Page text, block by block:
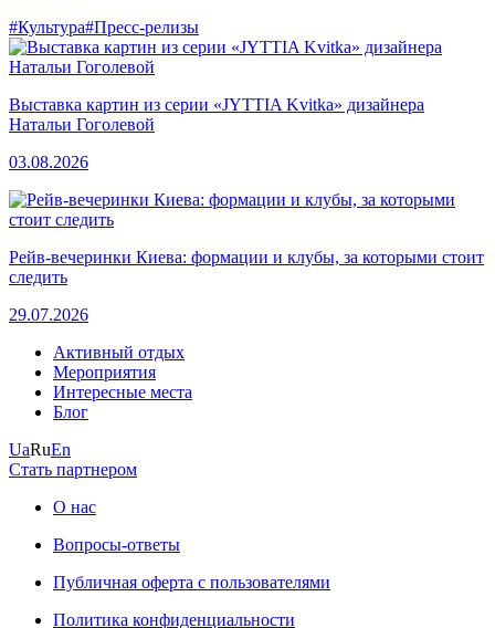
#Культура#Пресс-релизы
Выставка картин из серии «JYTTIA Kvitka» дизайнера
Натальи Гоголевой
03.08.2026
Рейв-вечеринки Киева: формации и клубы, за которыми стоит
следить
29.07.2026
Активный отдых
Мероприятия
Интересные места
Блог
UaRuEn
Стать партнером
О нас
Вопросы-ответы
Публичная оферта с пользователями
Политика конфиденциальности